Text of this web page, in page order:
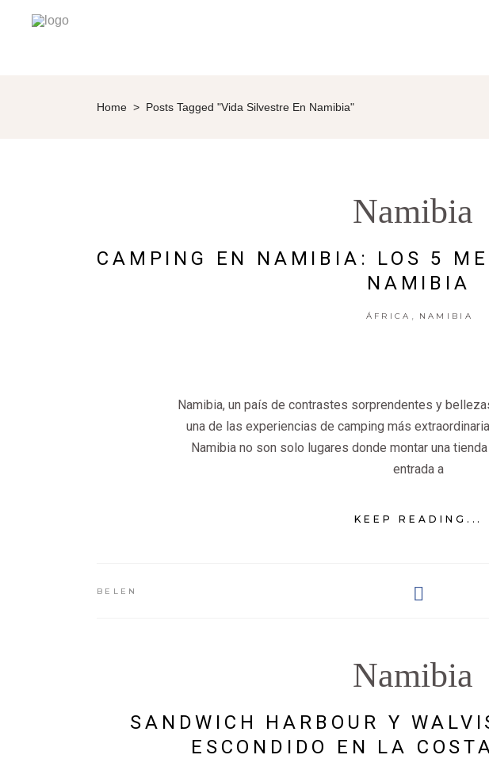
Home > Posts Tagged "Vida Silvestre En Namibia"
Namibia
CAMPING EN NAMIBIA: LOS 5
NAMIBIA
ÁFRICA NAMIBIA
Namibia, un país de contrastes sorprendentes y
una de las experiencias de camping más
Namibia no son solo lugares donde montar una
entrada a
KEEP READING...
BELEN
Namibia
SANDWICH HARBOUR Y
ESCONDIDO EN LA